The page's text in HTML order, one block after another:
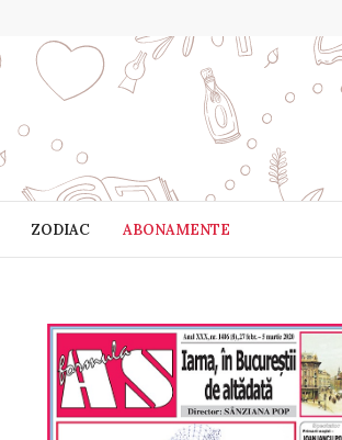
ZODIAC ABONAMENTE